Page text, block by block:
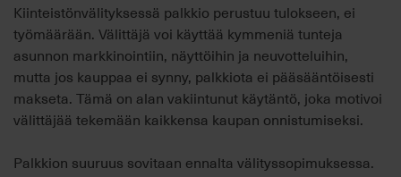
Kiinteistönvälityksessä palkkio perustuu tulokseen, ei
työmäärään. Välittäjä voi käyttää kymmeniä tunteja
asunnon markkinointiin, näyttöihin ja neuvotteluihin,
mutta jos kauppaa ei synny, palkkiota ei pääsääntöisesti
makseta. Tämä on alan vakiintunut käytäntö, joka motivoi
välittäjää tekemään kaikkensa kaupan onnistumiseksi.
Palkkion suuruus sovitaan ennalta välityssopimuksessa.